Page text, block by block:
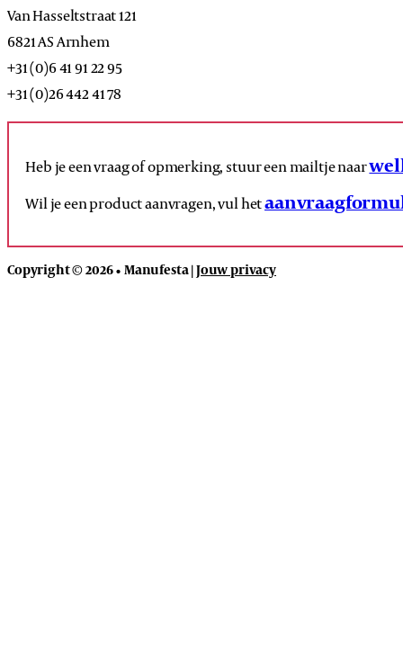
Van Hasseltstraat 121
6821 AS Arnhem
+31 (0)6 41 91 22 95
+31 (0)26 442 41 78
Heb je een vraag of opmerking, stuur een mailtje naar
Wil je een product aanvragen, vul het
Copyright © 2026 • Manufesta |Jouw privacy